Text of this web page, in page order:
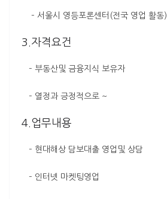
– 서울시 영등포론센터(전국 영업 활동)
3.자격요건
– 부동산및 금융지식 보유자
– 열정과 긍정적으로 ~
4.업무내용
– 현대해상 담보대출 영업및 상담
– 인터넷 마켓팅영업